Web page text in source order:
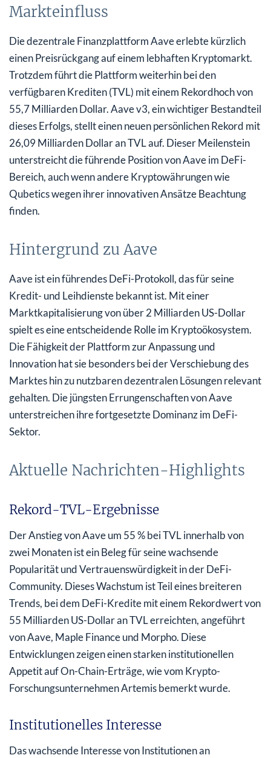
Markteinfluss
Die dezentrale Finanzplattform Aave erlebte kürzlich
einen Preisrückgang auf einem lebhaften Kryptomarkt.
Trotzdem führt die Plattform weiterhin bei den
verfügbaren Krediten (TVL) mit einem Rekordhoch von
55,7 Milliarden Dollar. Aave v3, ein wichtiger Bestandteil
dieses Erfolgs, stellt einen neuen persönlichen Rekord mit
26,09 Milliarden Dollar an TVL auf. Dieser Meilenstein
unterstreicht die führende Position von Aave im DeFi-
Bereich, auch wenn andere Kryptowährungen wie
Qubetics wegen ihrer innovativen Ansätze Beachtung
finden.
Hintergrund zu Aave
Aave ist ein führendes DeFi-Protokoll, das für seine
Kredit- und Leihdienste bekannt ist. Mit einer
Marktkapitalisierung von über 2 Milliarden US-Dollar
spielt es eine entscheidende Rolle im Kryptoökosystem.
Die Fähigkeit der Plattform zur Anpassung und
Innovation hat sie besonders bei der Verschiebung des
Marktes hin zu nutzbaren dezentralen Lösungen relevant
gehalten. Die jüngsten Errungenschaften von Aave
unterstreichen ihre fortgesetzte Dominanz im DeFi-
Sektor.
Aktuelle Nachrichten-Highlights
Rekord-TVL-Ergebnisse
Der Anstieg von Aave um 55 % bei TVL innerhalb von
zwei Monaten ist ein Beleg für seine wachsende
Popularität und Vertrauenswürdigkeit in der DeFi-
Community. Dieses Wachstum ist Teil eines breiteren
Trends, bei dem DeFi-Kredite mit einem Rekordwert von
55 Milliarden US-Dollar an TVL erreichten, angeführt
von Aave, Maple Finance und Morpho. Diese
Entwicklungen zeigen einen starken institutionellen
Appetit auf On-Chain-Erträge, wie vom Krypto-
Forschungsunternehmen Artemis bemerkt wurde.
Institutionelles Interesse
Das wachsende Interesse von Institutionen an